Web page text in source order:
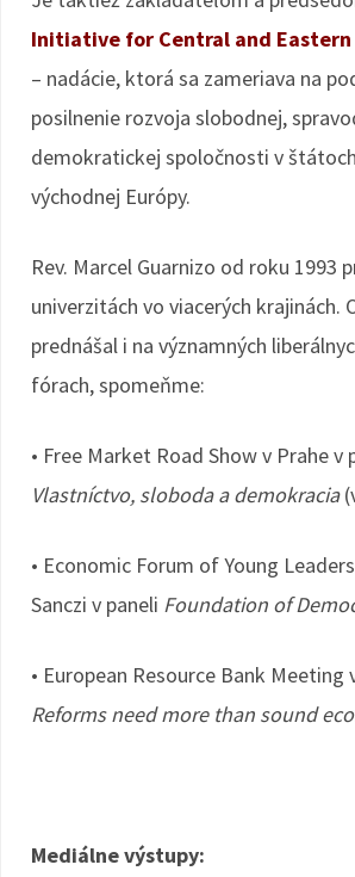
Initiative for Central and Eastern
– nadácie, ktorá sa zameriava na
posilnenie rozvoja slobodnej,
demokratickej spoločnosti v
východnej Európy.
Rev. Marcel Guarnizo od roku 1993
univerzitách vo viacerých krajinách.
prednášal i na významných
fórach, spomeňme:
• Free Market Road Show v Prahe v
Vlastníctvo, sloboda a demokracia
• Economic Forum of Young
Sanczi v paneli Foundation of
• European Resource Bank Meeting
Reforms need more than sound
Mediálne výstupy: